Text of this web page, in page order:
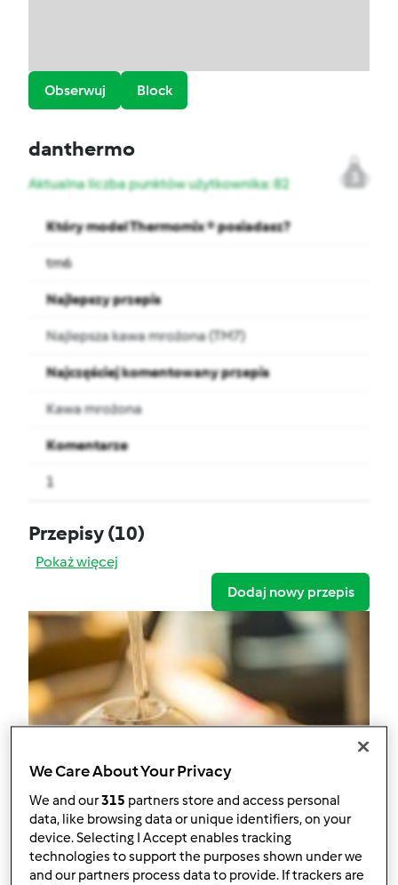
Obserwuj Block
danthermo
3
Aktualna liczba punktów użytkownika: 82
Który model Thermomix ® posiadasz?
tm6
Najlepszy przepis
Najlepsza kawa mrożona (TM7)
Najczęściej komentowany przepis
Kawa mrożona
Komentarze
1
Przepisy(10)
Pokaż więcej
Dodaj nowy przepis
We Care About Your Privacy
We and our315 partners store and access personal
data, like browsing data or unique identifiers, on your
device. Selecting I Accept enables tracking
technologies to support the purposes shown under we
and our partners process data to provide. If trackers are